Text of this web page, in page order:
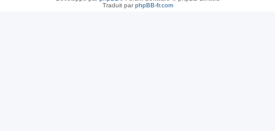
Traduit parphpBB-fr.com